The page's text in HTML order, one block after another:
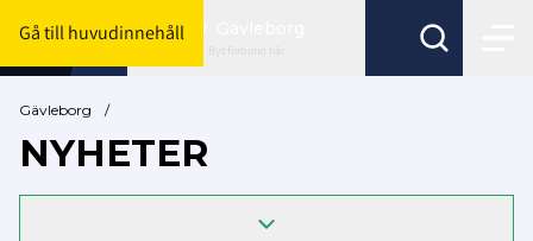
Gå till huvudinnehåll
Byt förbund här
Gävleborg /
NYHETER